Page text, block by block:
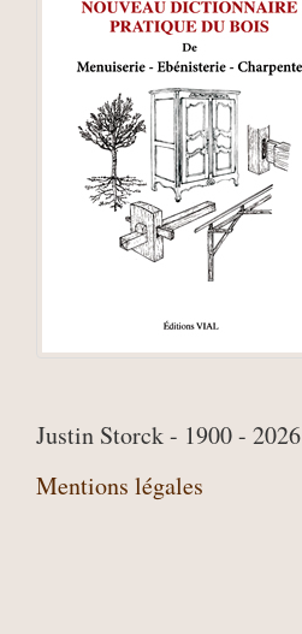
Justin Storck - 1900 - 2026
Mentions légales